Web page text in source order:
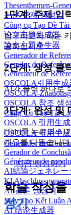
Thesenthemen-
논문 주제 생성기
Công cụ Tạo Đề
论文主题生成器
論文主題產生器
Generador de
Gerador de
Générateur de
OSCOLA引用生成
OSCOLA-
OSCOLA 참조 생성
Công Cụ Tạo Tài
OSCOLA 引用生
OSCOLA 引用生
Generador de
Gerador de
Générateur de
AI結論ジェネレー
KI
AI 결론 생성기
Máy Tạo Kết Luận
AI 结论生成器
1단계: 주제 입
탐구하고자 하는
공하십시오.
2단계: 생성 클
AI가 클릭 하나로
3단계: 완성 및
[Tab]를 누르면 AI
개요를 다듬습니다.
지금 생성하기
학술 작성을
성기